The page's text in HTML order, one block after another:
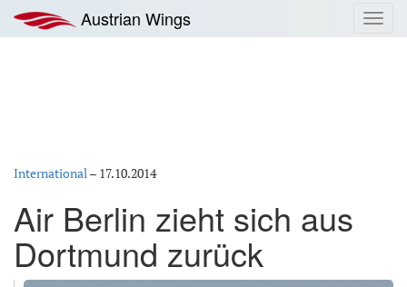
Inhalt
springen
Austrian Wings
International– 17.10.2014
Air Berlin zieht sich aus
Dortmund zurück